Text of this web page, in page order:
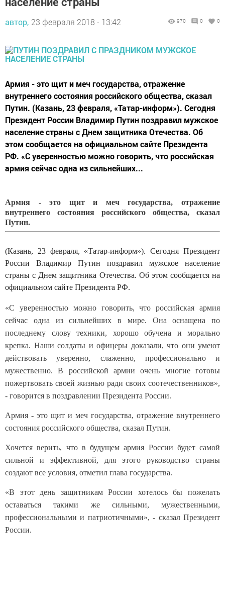
автор, 23 февраля 2018 - 13:42 970 0 0
Армия - это щит и меч государства, отражение
внутреннего состояния российского общества, сказал
Путин. (Казань, 23 февраля, «Татар-информ»). Сегодня
Президент России Владимир Путин поздравил мужское
население страны с Днем защитника Отечества. Об
этом сообщается на официальном сайте Президента
РФ. «С уверенностью можно говорить, что российская
армия сейчас одна из сильнейших...
Армия - это щит и меч государства, отражение
внутреннего состояния российского общества, сказал
Путин.
(Казань, 23 февраля, «Татар-информ»). Сегодня Президент
России Владимир Путин поздравил мужское население
страны с Днем защитника Отечества. Об этом сообщается на
официальном сайте Президента РФ.
«С уверенностью можно говорить, что российская армия
сейчас одна из сильнейших в мире. Она оснащена по
последнему слову техники, хорошо обучена и морально
крепка. Наши солдаты и офицеры доказали, что они умеют
действовать уверенно, слаженно, профессионально и
мужественно. В российской армии очень многие готовы
пожертвовать своей жизнью ради своих соотечественников»,
- говорится в поздравлении Президента России.
Армия - это щит и меч государства, отражение внутреннего
состояния российского общества, сказал Путин.
Хочется верить, что в будущем армия России будет самой
сильной и эффективной, для этого руководство страны
создают все условия, отметил глава государства.
«В этот день защитникам России хотелось бы пожелать
оставаться такими же сильными, мужественными,
профессиональными и патриотичными», - сказал Президент
России.